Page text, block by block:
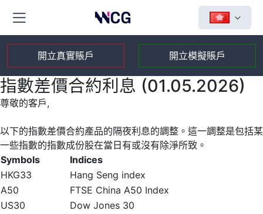
開立真實賬戶 開立模擬賬戶
指數差價合約利息 (01.05.2026)
尊敬的客戶,
以下的指數差價合約產品的隔夜利息的調整。這一調整是包括某
一些指數的指數成份股在當日有或沒有除淨所致。
Symbols
Indices
HKG33
Hang Seng index
A50
FTSE China A50 Index
US30
Dow Jones 30